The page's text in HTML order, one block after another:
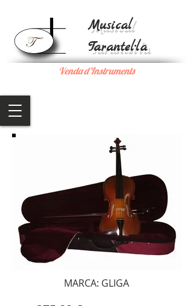
Musical
Tarantel·la
Venda d'Instruments
MARCA: GLIGA